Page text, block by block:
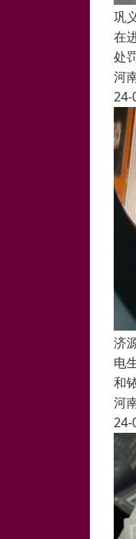
巩
在
处
河
24-
济
电
和
河
24-